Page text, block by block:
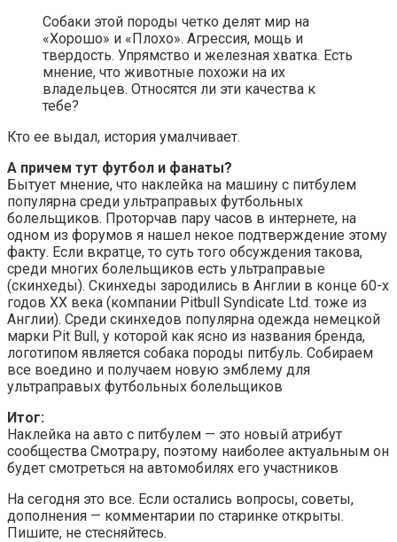
Собаки этой породы четко делят мир на
«Хорошо» и «Плохо». Агрессия, мощь и
твердость. Упрямство и железная хватка. Есть
мнение, что животные похожи на их
владельцев. Относятся ли эти качества к
тебе?
Кто ее выдал, история умалчивает.
А причем тут футбол и фанаты?
Бытует мнение, что наклейка на машину с питбулем
популярна среди ультраправых футбольных
болельщиков. Проторчав пару часов в интернете, на
одном из форумов я нашел некое подтверждение этому
факту. Если вкратце, то суть того обсуждения такова,
среди многих болельщиков есть ультраправые
(скинхеды). Скинхеды зародились в Англии в конце 60-х
годов XX века (компании Pitbull Syndicate Ltd. тоже из
Англии). Среди скинхедов популярна одежда немецкой
марки Pit Bull, у которой как ясно из названия бренда,
логотипом является собака породы питбуль. Собираем
все воедино и получаем новую эмблему для
ультраправых футбольных болельщиков
Итог:
Наклейка на авто с питбулем — это новый атрибут
сообщества Смотра.ру, поэтому наиболее актуальным он
будет смотреться на автомобилях его участников
На сегодня это все. Если остались вопросы, советы,
дополнения — комментарии по старинке открыты.
Пишите, не стесняйтесь.